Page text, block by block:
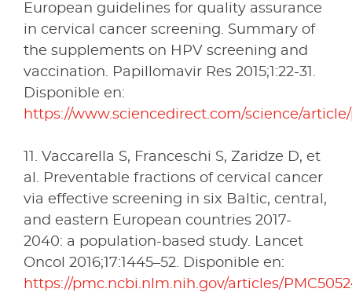
European guidelines for quality assurance
in cervical cancer screening. Summary of
the supplements on HPV screening and
vaccination. Papillomavir Res 2015;1:22-31.
Disponible en:
https://www.sciencedirect.com/science/article/
11. Vaccarella S, Franceschi S, Zaridze D, et
al. Preventable fractions of cervical cancer
via effective screening in six Baltic, central,
and eastern European countries 2017-
2040: a population-based study. Lancet
Oncol 2016;17:1445–52. Disponible en:
https://pmc.ncbi.nlm.nih.gov/articles/